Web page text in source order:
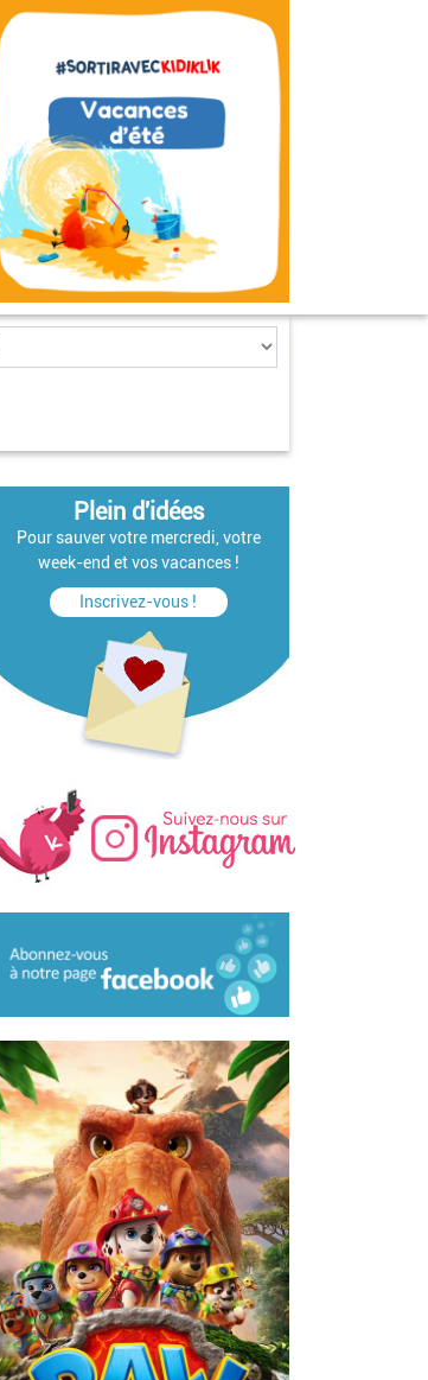
Plein d'idées
Pour sauver votre mercredi, votre
week-end et vos vacances !
Inscrivez-vous !